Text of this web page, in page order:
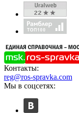
Контакты:
reg@ros-spravka.com
Мы в соцсетях: